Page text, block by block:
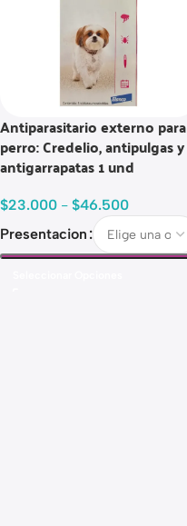
Antiparasitario externo para
perro: Credelio, antipulgas y
antigarrapatas 1 und
$23.000 - $46.500
Presentacion